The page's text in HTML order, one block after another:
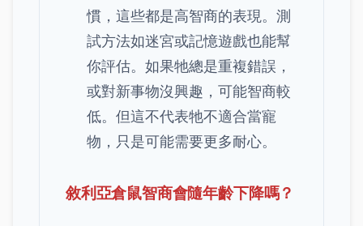
慣，這些都是高智商的表現。測
試方法如迷宮或記憶遊戲也能幫
你評估。如果牠總是重複錯誤，
或對新事物沒興趣，可能智商較
低。但這不代表牠不適合當寵
物，只是可能需要更多耐心。
敘利亞倉鼠智商會隨年齡下降嗎？